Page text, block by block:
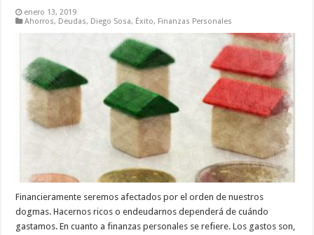
enero 13, 2019
Ahorros, Deudas, Diego Sosa, Éxito, Finanzas Personales
Financieramente seremos afectados por el orden de nuestros
dogmas. Hacernos ricos o endeudarnos dependerá de cuándo
gastamos. En cuanto a finanzas personales se refiere. Los gastos son,